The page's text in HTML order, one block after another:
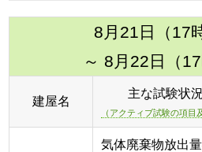
8月21日（17
～ 8月22日（17
建屋名
主な試験状況
（アクティブ試験の項目
気体廃棄物放出